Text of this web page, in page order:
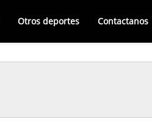
Otros deportes Contactanos